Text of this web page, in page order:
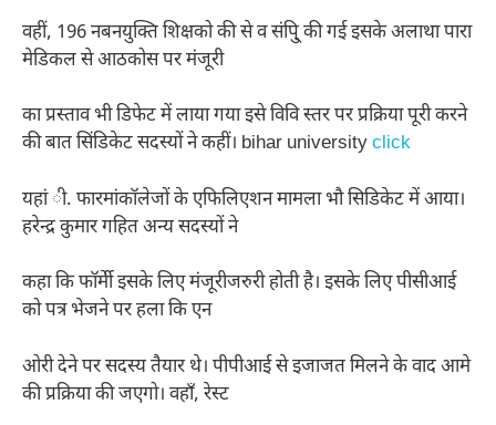
वहीं, 196 नबनयुक्ति शिक्षको की से व संपु्ि की गई इसके अलाथा पारा
मेडिकल से आठकोस पर मंजूरी
का प्रस्ताव भी डिफेट में लाया गया इसे विवि स्तर पर प्रक्रिया पूरी करने
की बात सिंडिकेट सदस्यों ने कहीं। bihar universityclick
यहां ी. फारमांकॉलेजों के एफिलिएशन मामला भौ सिडिकेट में आया।
हरेन्द्र कुमार गहित अन्य सदस्यों ने
कहा कि फॉर्मेी इसके लिए मंजूरीजरुरी होती है। इसके लिए पीसीआई
को पत्र भेजने पर हला कि एन
ओरी देने पर सदस्य तैयार थे। पीपीआई से इजाजत मिलने के वाद आमे
की प्रक्रिया की जएगो। वहाँ, रेस्ट